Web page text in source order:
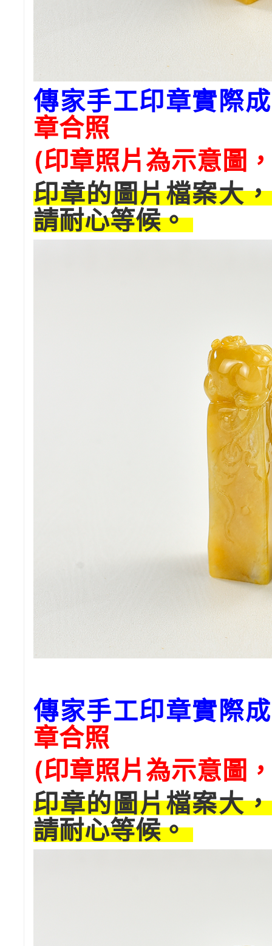
傳家手工印章實際
章合照
(印章照片為示意圖
印章的圖片檔案大
請耐心等候。
傳家手工印章實際
章合照
(印章照片為示意圖
印章的圖片檔案大
請耐心等候。